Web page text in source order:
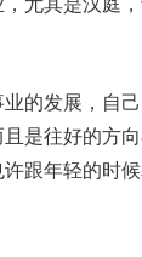
尤其是汉庭
的发展，自
是往好的方
跟年轻的时